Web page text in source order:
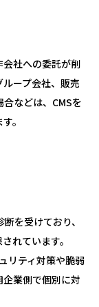
社への委託が削
ープ会社、販売
などは、CMSを
。
を受けており、
れています。
リティ対策や脆弱
業側で個別に対